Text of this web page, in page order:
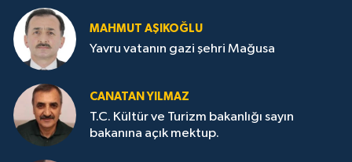
MAHMUT AŞIKOĞLU
Yavru vatanın gazi şehri Mağusa
CANATAN YILMAZ
T.C. Kültür ve Turizm bakanlığı sayın
bakanına açık mektup.